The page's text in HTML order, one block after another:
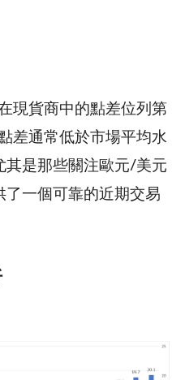
現貨商中的點差位列第
差通常低於市場平均水
其是那些關注歐元/美元
一個可靠的近期交易